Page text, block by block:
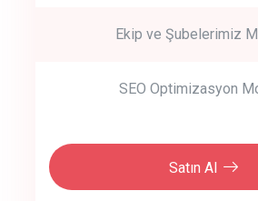
Ekip ve Şubelerimiz
SEO Optimizasyon
Satın Al